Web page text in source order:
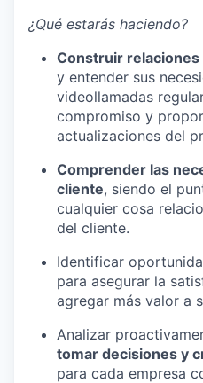
¿Qué estarás haciendo?
Construir
y entender sus
videollamadas
compromiso y
actualizaciones del
Comprender las
cliente, siendo el
cualquier cosa
del cliente.
Identificar
para asegurar la
agregar más valor a
Analizar
tomar decisiones y
para cada empresa